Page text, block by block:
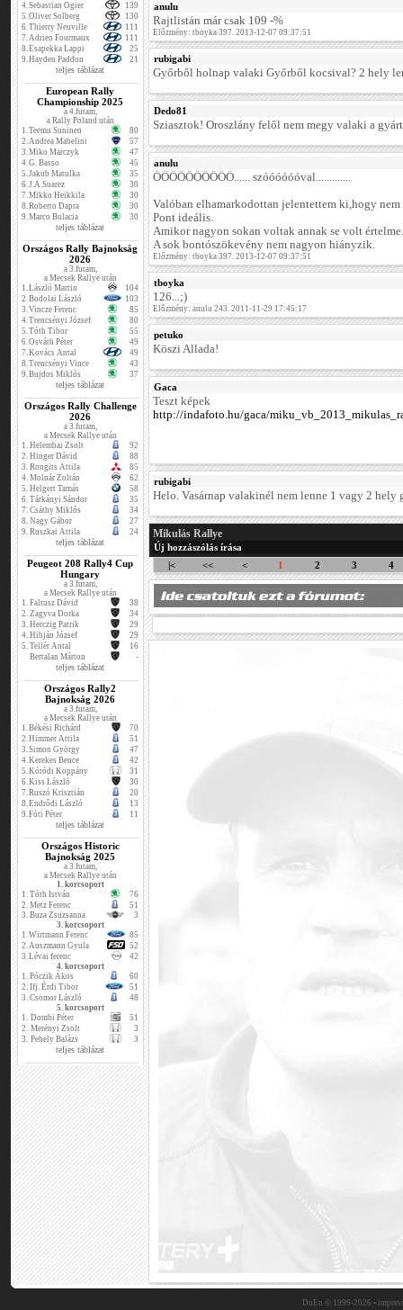
4.Sebastian Ogier
139
5.Oliver Solberg
130
6.Thierry Neuville
111
7.Adrien Fourmaux
111
8.Esapekka Lappi
25
9.Hayden Paddon 21
teljes táblázat
European Rally
Championship 2025
a 4.futam,
a Rally Poland után
1.Teemu Suninen
80
2.Andrea Mabelini
57
3.Miko Marczyk
47
4.G. Basso
45
5.Jakub Matulka
35
6.J.A.Suarez
30
7.Mikko Heikkila
30
8.Roberto Dapra
30
9.Marco Bulacia 30
teljes táblázat
Országos Rally Bajnokság
2026
a 3.futam,
a Mecsek Rallye után
1.László Martin
104
2.Bodolai László
103
3.Vincze Ferenc
85
4.Trencsényi József
80
5.Tóth Tibor
55
6.Osváth Péter
49
7.Kovács Antal
49
8.Trencsényi Vince
43
9.Bujdos Miklós 37
teljes táblázat
Országos Rally Challenge
2026
a 3.futam,
a Mecsek Rallye után
1. Helembai Zsolt
92
2. Hinger Dávid
88
3. Rongits Attila
85
4. Molnár Zoltán
62
5. Helgert Tamás
58
6. Tárkányi Sándor
35
7. Csáthy Miklós
34
8. Nagy Gábor
27
9. Ruszkai Attila 24
teljes táblázat
Peugeot 208 Rally4 Cup
Hungary
a 3.futam,
a Mecsek Rallye után
1. Faltusz Dávid
38
2. Zagyva Dorka
34
3. Herczig Patrik
29
4. Hibján József
29
5. Tellér Antal
16
Bertalan Márton
-
teljes táblázat
Országos Rally2
Bajnokság 2026
a 3.futam,
a Mecsek Rallye után
1.Békési Richárd
70
2.Himmer Attila
51
3.Simon György
47
4.Kerekes Bence
42
5.Kóródi Koppány
31
6.Kiss László
30
7.Ruszó Krisztián
20
8.Endrődi László
13
9.Fóti Péter 11
teljes táblázat
Országos Historic
Bajnokság 2025
a 3.futam,
a Mecsek Rallye után
1. korcsoport
1. Tóth István
76
2. Metz Ferenc
51
3. Buza Zsuzsanna
3
3. korcsoport
1.Wirtmann Ferenc
85
2.Auszmann Gyula
52
3.Lévai ferenc
42
4. korcsoport
1. Póczik Ákos
60
2. Ifj. Érdi Tibor
51
3. Csomor László
48
5. korcsoport
1. Dombi Péter
51
2. Merényi Zsolt
3
3. Pehely Balázs 3
teljes táblázat
anulu
Rajtlistán már csak 109 -%
Előzmény: tboyka 397. 2013-12-07 09:37:51
rubigabi
Győrből holnap valaki Győrből kocsival? 2 hely
Dedo81
Sziasztok! Oroszlány felől nem megy valaki a
anulu
ŐŐŐŐŐŐŐŐŐŐ...... szóóóóóóval.............
Valóban elhamarkodottan jelentettem ki,hogy nem
Pont ideális.
Amikor nagyon sokan voltak annak se volt értelme.
A sok bontószökevény nem nagyon hiányzik.
Előzmény: tboyka 397. 2013-12-07 09:37:51
tboyka
126...;)
Előzmény: anulu 243. 2011-11-29 17:45:17
petuko
Köszi Allada!
Gaca
Teszt képek
http://indafoto.hu/gaca/
rubigabi
Helo. Vasárnap valakinél nem lenne 1 vagy 2 hely
Mikulás Rallye
Új hozzászólás írása
|<
<< < 1 2 3 4
DuEn © 1999-2026 •